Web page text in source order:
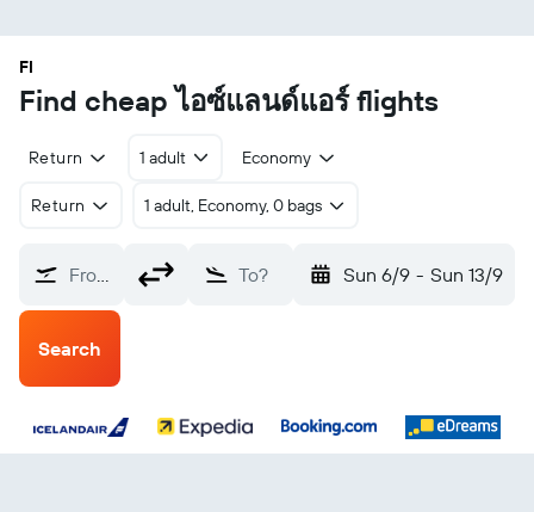
FI
Find cheap ไอซ์แลนด์แอร์ flights
Return 1 adult Economy
Return 1 adult, Economy, 0 bags
From? To? Sun 6/9 - Sun 13/9
Search